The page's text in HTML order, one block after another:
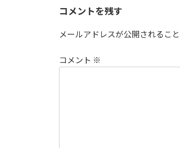
コメントを残す
メールアドレスが公開されること
コメント ※